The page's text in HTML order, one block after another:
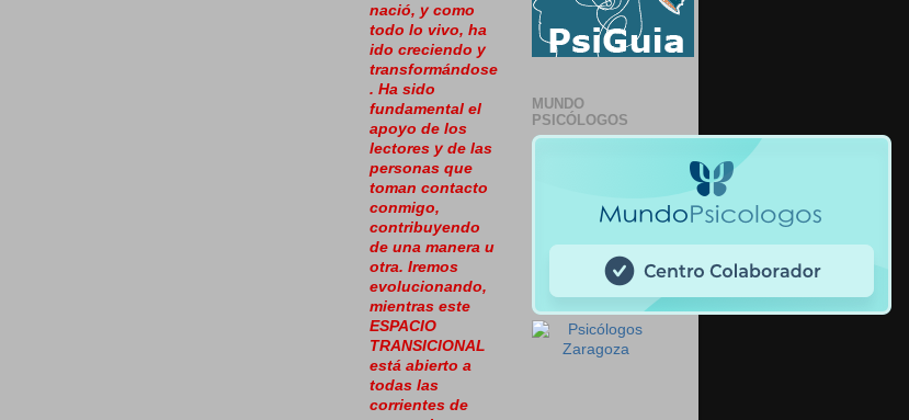
nació, y como
todo lo vivo, ha
ido creciendo y
transformándose
. Ha sido
fundamental el
apoyo de los
lectores y de las
personas que
toman contacto
conmigo,
contribuyendo
de una manera u
otra. Iremos
evolucionando,
mientras este
ESPACIO
TRANSICIONAL
está abierto a
todas las
corrientes de
MUNDO
PSICÓLOGOS